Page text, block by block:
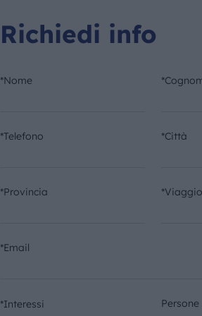
Richiedi info
*Nome
*Telefono *Città
*Provincia
*Email
*Interessi Persone